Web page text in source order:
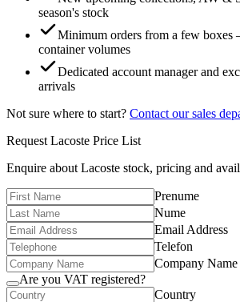
season's stock
Minimum orders from a few boxes
container volumes
Dedicated account manager and
arrivals
Not sure where to start? Contact our sales
Request Lacoste Price List
Enquire about Lacoste stock, pricing and
Prenume
Nume
Email Address
Telefon
Company Name
Are you VAT registered?
Country